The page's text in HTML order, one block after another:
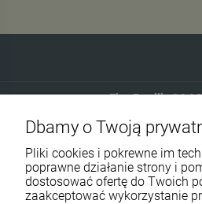
Eko-Familia GAJ
Gdańska
90-616
790 727
Dbamy o Twoją
Pliki cookies i pokrewne im
poprawne działanie strony i
dostosować ofertę do Twoich
zaakceptować wykorzystanie